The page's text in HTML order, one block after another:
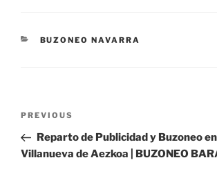
CATEGORIES
BUZONEO NAVARRA
Previous
Post
PREVIOUS
Reparto de Publicidad y Buzoneo
Villanueva de Aezkoa | BUZONEO